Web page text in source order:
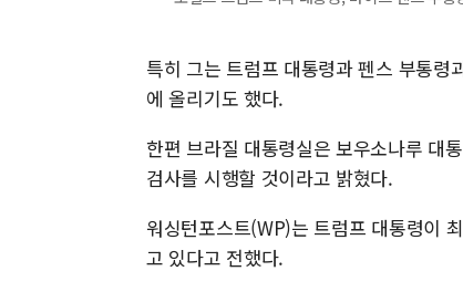
특히 그는 트럼프 대통령과 펜스 부통령
에 올리기도 했다.
한편 브라질 대통령실은 보우소나루 대
검사를 시행할 것이라고 밝혔다.
워싱턴포스트(WP)는 트럼프 대통령이
고 있다고 전했다.